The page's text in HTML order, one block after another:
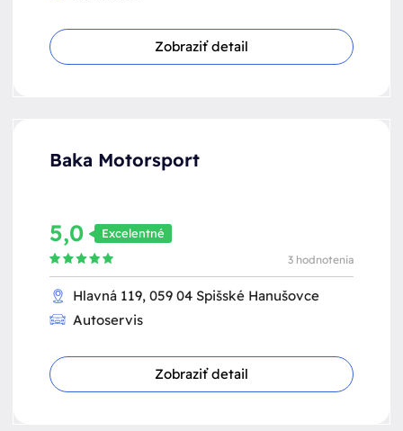
Zobraziť detail
Baka Motorsport
5,0 Excelentné
3 hodnotenia
Hlavná 119, 059 04 Spišské Hanušovce
Autoservis
Zobraziť detail